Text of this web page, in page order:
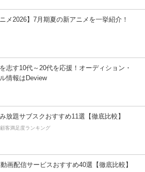
ニメ2026】7月期夏の新アニメを一挙紹介！
志す10代～20代を応援！オーディション・
情報はDeview
放題サブスクおすすめ11選【徹底比較】
客満足度ランキング
画配信サービスおすすめ40選【徹底比較】